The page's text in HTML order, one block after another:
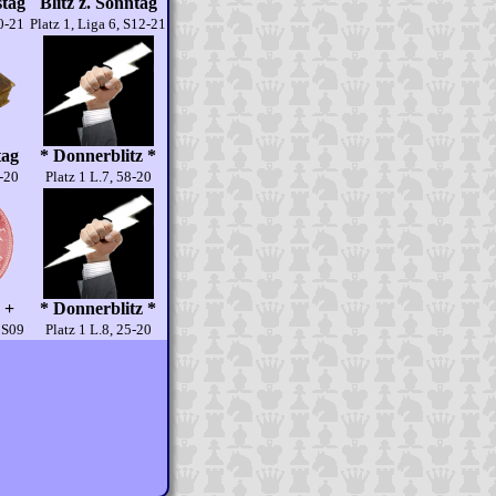
21 Platz 1, Liga 6, S12-21
20
* Donnerblitz *
Platz 1 L.7, 58-20
+ * Donnerblitz *
Platz 1 L.8, 25-20